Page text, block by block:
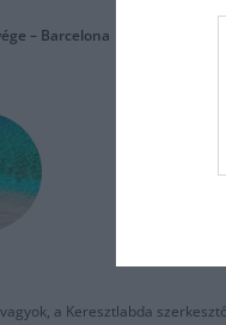
– Barcelona
a Keresztlabda